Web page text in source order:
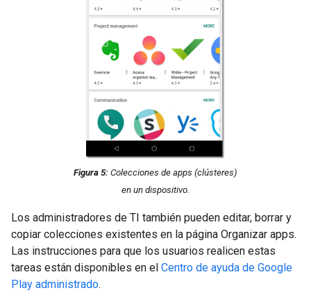
Figura 5: Colecciones de apps (clústeres)
en un dispositivo.
Los administradores de TI también pueden editar, borrar y
copiar colecciones existentes en la página Organizar apps.
Las instrucciones para que los usuarios realicen estas
tareas están disponibles en el Centro de ayuda de Google
Play administrado.